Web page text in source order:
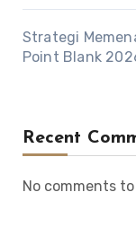
Strategi
Point Blank
Recent
No comments to